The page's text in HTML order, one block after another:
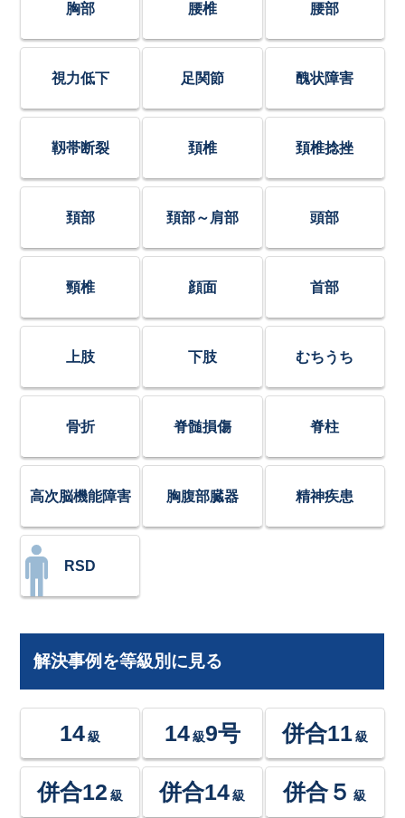
胸部 腰椎 腰部
視力低下 足関節 醜状障害
靱帯断裂 頚椎 頚椎捻挫
頚部 頚部～肩部 頭部
頸椎 顔面 首部
上肢 下肢 むちうち
骨折 脊髄損傷 脊柱
高次脳機能障害 胸腹部臓器 精神疾患
RSD
解決事例を等級別に見る
14 級 14級9号 併合11 級
併合12 級 併合14 級 併合５ 級